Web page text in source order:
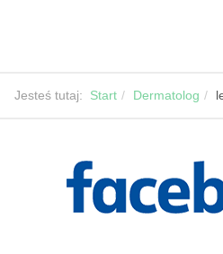
Jesteś tutaj: Start Dermatolog